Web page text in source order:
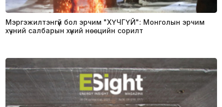
Мэргэжилтэнгүй бол эрчим "ХҮЧГҮЙ": Монголын эрчим
хүчний салбарын хүний нөөцийн сорилт